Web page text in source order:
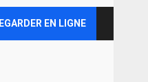
EN LIGNE